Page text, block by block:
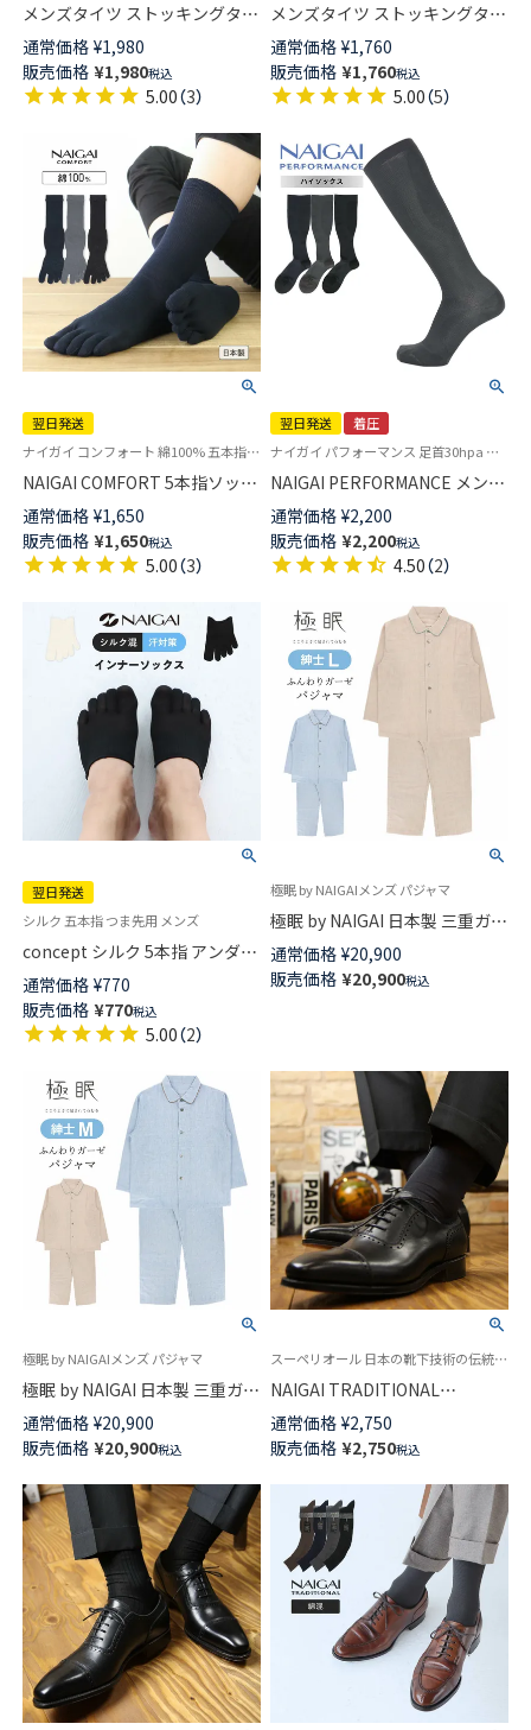
メンズタイツ ストッキングタイ
プ【110デニール】 スムーフィッ
ト 前開き 静電・消臭加工 日本
製 【365日最短翌日発送】
92612721
通常価格 ¥1,980
販売価格 ¥1,980税込
5.00（3）
メンズタイツ ストッキングタイ
プ【50デニール】 スムーフィット
タイツ 前開き 静電・消臭加工
【365日最短翌日発送】92612715
通常価格 ¥1,760
販売価格 ¥1,760税込
5.00（5）
翌日発送
ナイガイ コンフォート 綿100% 五本指 男性 靴下 旧02302615
NAIGAI COMFORT 5本指ソック
ス 綿100% カジュアル ミドル丈
メンズ 【365日最短翌日発送】
02302620
通常価格 ¥1,650
販売価格 ¥1,650税込
5.00（3）
翌日発送
着圧
ナイガイ パフォーマンス 足首30hpa ふくらはぎ23hpa 日本製
NAIGAI PERFORMANCE メンズ
着圧ソックス ハイソックス ア
ーチフィットサポート足口
23hPa 足首30hPa 【365日最短
翌日発送】 02332909
通常価格 ¥2,200
販売価格 ¥2,200税込
4.50（2）
翌日発送
シルク 五本指 つま先用 メンズ
concept シルク 5本指 アンダー
ソックス つま先用 フットキャ
ップ ソックス メンズ 【365日最
短翌日発送】02200055
通常価格 ¥770
販売価格 ¥770税込
5.00（2）
極眠 by NAIGAIメンズ パジャマ
極眠 by NAIGAI 日本製 三重ガー
ゼ コットン100％ パジャマ 前開
き 長袖 長丈パンツ【Lサイズ】メ
ンズ 73380027 ギフト プレゼン
通常価格 ¥20,900
販売価格 ¥20,900税込
極眠 by NAIGAIメンズ パジャマ
極眠 by NAIGAI 日本製 三重ガー
ゼ コットン100％ パジャマ 前開
き 長袖 長丈パンツ【Mサイズ】メ
ンズ 73380026 ギフト プレゼン
ト
通常価格 ¥20,900
販売価格 ¥20,900税込
スーペリオール 日本の靴下技術の伝統と誇りを語る最高級の紳士靴下
NAIGAI TRADITIONAL
SUPERIOR 海島綿 シーアイラ
ンドコットン 綿100％ 最高級の
紳士靴下 メンズ 無地 クルー丈
通常価格 ¥2,750
販売価格 ¥2,750税込